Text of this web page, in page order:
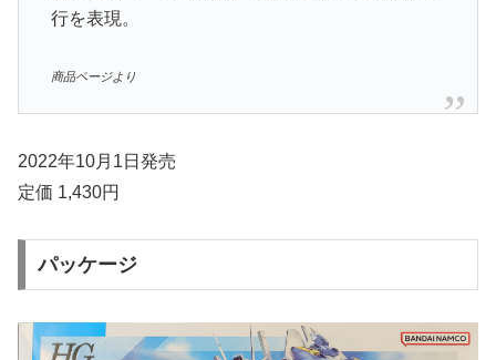
行を表現。
商品ページより
2022年10月1日発売
定価 1,430円
パッケージ